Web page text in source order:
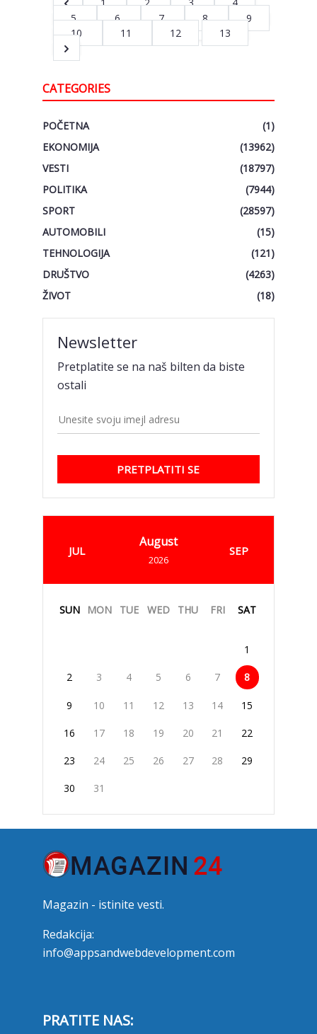
5
6 7 8
9
10
11 12 13
CATEGORIES
POČETNA
(1)
EKONOMIJA
(13962)
VESTI
(18797)
POLITIKA
(7944)
SPORT
(28597)
AUTOMOBILI
(15)
TEHNOLOGIJA
(121)
DRUŠTVO
(4263)
ŽIVOT
(18)
Newsletter
Pretplatite se na naš bilten da biste
ostali
PRETPLATITI SE
JUL
August
2026
SEP
SUN MON TUE WED THU FRI SAT
1
2 3 4 5 6 7 8
9 10 11 12 13 14 15
16 17 18 19 20 21 22
23 24 25 26 27 28 29
30 31
Magazin - istinite vesti.
Redakcija:
info@appsandwebdevelopment.com
PRATITE NAS: